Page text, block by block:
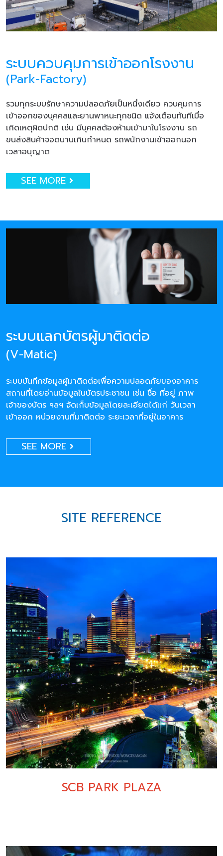
ระบบควบคุมการเข้าออกโรงงาน
(Park-Factory)
รวมทุกระบบรักษาความปลอดภัยเป็นหนึ่งเดียว ควบคุมการ
เข้าออกของบุคคลและยานพาหนะทุกชนิด แจ้งเตือนทันทีเมื่อ
เกิดเหตุผิดปกติ เช่น มีบุคคลต้องห้ามเข้ามาในโรงงาน รถ
ขนส่งสินค้าจอดนานเกินกำหนด รถพนักงานเข้าออกนอก
เวลาอนุญาต
SEE MORE
ระบบแลกบัตรผู้มาติดต่อ
(V-Matic)
ระบบบันทึกข้อมูลผู้มาติดต่อเพื่อความปลอดภัยของอาคาร
สถานที่โดยอ่านข้อมูลในบัตรประชาชน เช่น ชื่อ ที่อยู่ ภาพ
เจ้าของบัตร ฯลฯ จัดเก็บข้อมูลโดยละเอียดได้แก่ วันเวลา
เข้าออก หน่วยงานที่มาติดต่อ ระยะเวลาที่อยู่ในอาคาร
SEE MORE
SITE REFERENCE
SCB PARK PLAZA